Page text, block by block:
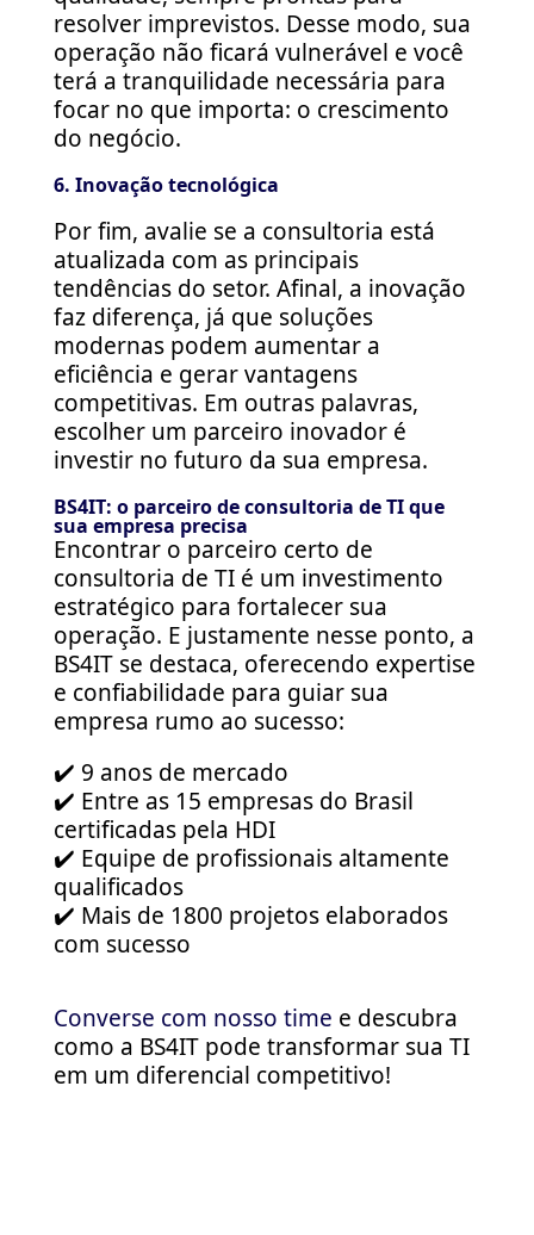
resolver imprevistos. Desse modo, sua
operação não ficará vulnerável e você
terá a tranquilidade necessária para
focar no que importa: o crescimento
do negócio.
6. Inovação tecnológica
Por fim, avalie se a consultoria está
atualizada com as principais
tendências do setor. Afinal, a inovação
faz diferença, já que soluções
modernas podem aumentar a
eficiência e gerar vantagens
competitivas. Em outras palavras,
escolher um parceiro inovador é
investir no futuro da sua empresa.
BS4IT: o parceiro de consultoria de TI que
sua empresa precisa
Encontrar o parceiro certo de
consultoria de TI é um investimento
estratégico para fortalecer sua
operação. E justamente nesse ponto, a
BS4IT se destaca, oferecendo expertise
e confiabilidade para guiar sua
empresa rumo ao sucesso:
✔️ 9 anos de mercado
✔️ Entre as 15 empresas do Brasil
certificadas pela HDI
✔️ Equipe de profissionais altamente
qualificados
✔️ Mais de 1800 projetos elaborados
com sucesso
Converse com nosso time e descubra
como a BS4IT pode transformar sua TI
em um diferencial competitivo!